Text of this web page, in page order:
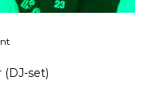
(DJ-set)